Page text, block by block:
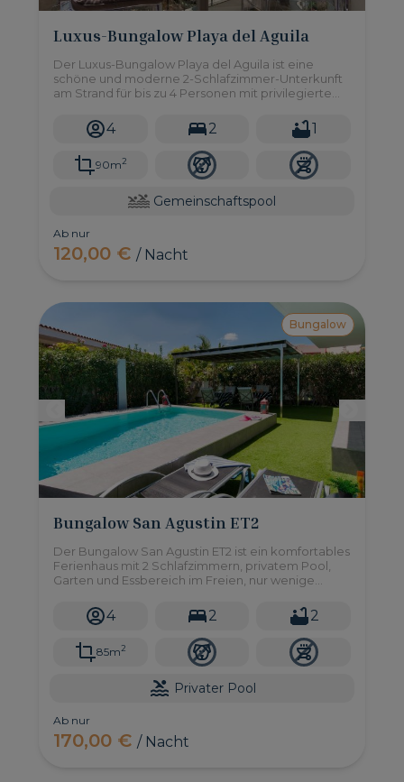
Luxus-Bungalow Playa del Aguila
Der Luxus-Bungalow Playa del Aguila ist eine
schöne und moderne 2-Schlafzimmer-Unterkunft
am Strand für bis zu 4 Personen mit privilegiertem
4 2 1
90m2
Gemeinschaftspool
Ab nur
120,00 €/ Nacht
Bungalow
Bungalow San Agustin ET2
Der Bungalow San Agustin ET2 ist ein komfortables
Ferienhaus mit 2 Schlafzimmern, privatem Pool,
Garten und Essbereich im Freien, nur wenige
Süden von Gran Canaria entfernt.
4 2 2
85m2
Privater Pool
Ab nur
170,00 €/ Nacht